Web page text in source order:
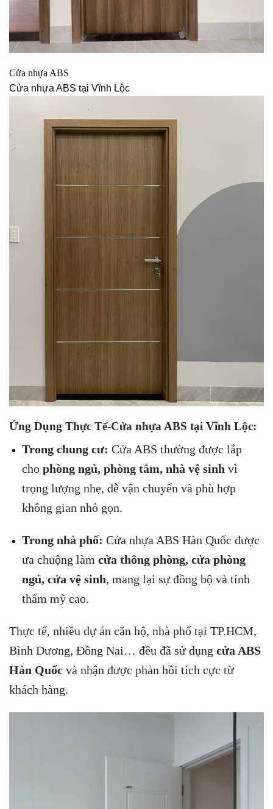
Cửa nhựa ABS
Cửa nhựa ABS tại Vĩnh Lộc
Ứng Dụng Thực Tế-Cửa nhựa ABS tại Vĩnh Lộc:
Trong chung cư: Cửa ABS thường được lắp
cho phòng ngủ, phòng tắm, nhà vệ sinh vì
trọng lượng nhẹ, dễ vận chuyển và phù hợp
không gian nhỏ gọn.
Trong nhà phố: Cửa nhựa ABS Hàn Quốc được
ưa chuộng làm cửa thông phòng, cửa phòng
ngủ, cửa vệ sinh, mang lại sự đồng bộ và tính
thẩm mỹ cao.
Thực tế, nhiều dự án căn hộ, nhà phố tại TP.HCM,
Bình Dương, Đồng Nai… đều đã sử dụng cửa ABS
Hàn Quốc và nhận được phản hồi tích cực từ
khách hàng.